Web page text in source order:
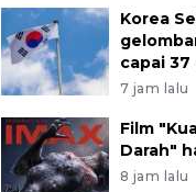
Korea
capai 37
7 jam lalu
Film
Darah"
8 jam lalu